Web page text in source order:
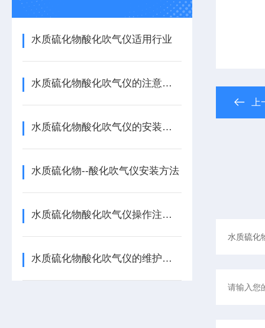
水质硫化物酸化吹气仪适用行业
水质硫化物酸化吹气仪的注意事项
水质硫化物酸化吹气仪的安装切不可大意
水质硫化物--酸化吹气仪安装方法
水质硫化物酸化吹气仪操作注意事项
水质硫化物酸化吹气仪的维护保养措施